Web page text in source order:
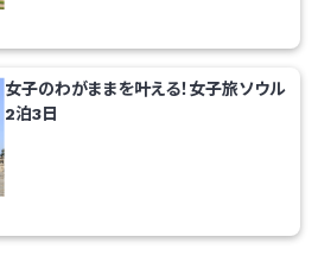
女子のわがままを叶える！女子旅ソウル
2泊3日